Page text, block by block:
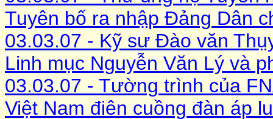
Tuyên bố ra nhập Đảng Dân
03.03.07 - Kỹ sư Đào văn
Linh mục Nguyễn Văn Lý và
03.03.07 - Tường trình của
Việt Nam điên cuồng đàn áp